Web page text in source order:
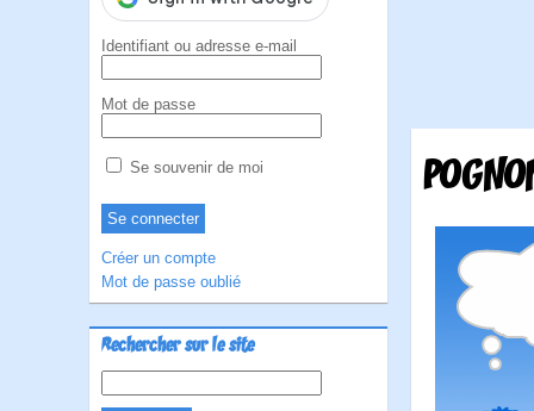
Identifiant ou adresse e-mail
Mot de passe
Se souvenir de moi
Créer un compte
Mot de passe oublié
Rechercher sur le site